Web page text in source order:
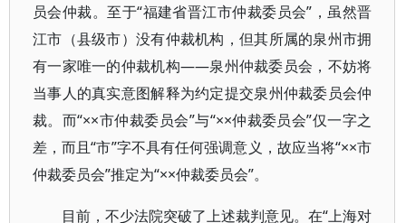
员会仲裁。至于“福建省晋江市仲裁委员会”，虽然晋
江市（县级市）没有仲裁机构，但其所属的泉州市拥
有一家唯一的仲裁机构——泉州仲裁委员会，不妨将
当事人的真实意图解释为约定提交泉州仲裁委员会仲
裁。而“××市仲裁委员会”与“××仲裁委员会”仅一字之
差，而且“市”字不具有任何强调意义，故应当将“××市
仲裁委员会”推定为“××仲裁委员会”。
目前，不少法院突破了上述裁判意见。在“上海对